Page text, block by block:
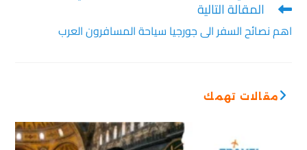
المقالة التالية
اهم نصائح السفر الى جورجيا سياحة المسافرون العرب
مقالات تهمك